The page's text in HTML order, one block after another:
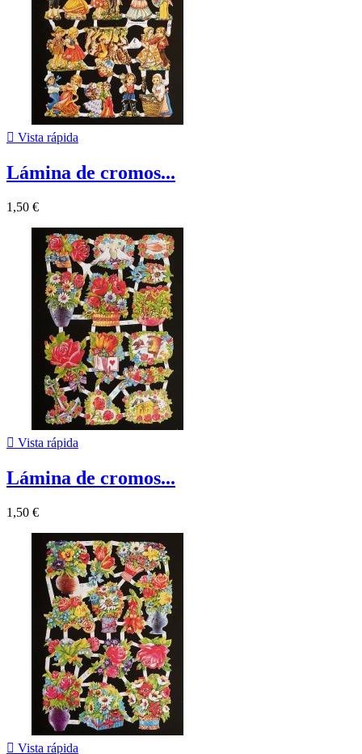
 Vista rápida
Lámina de cromos...
1,50 €
 Vista rápida
Lámina de cromos...
1,50 €
 Vista rápida